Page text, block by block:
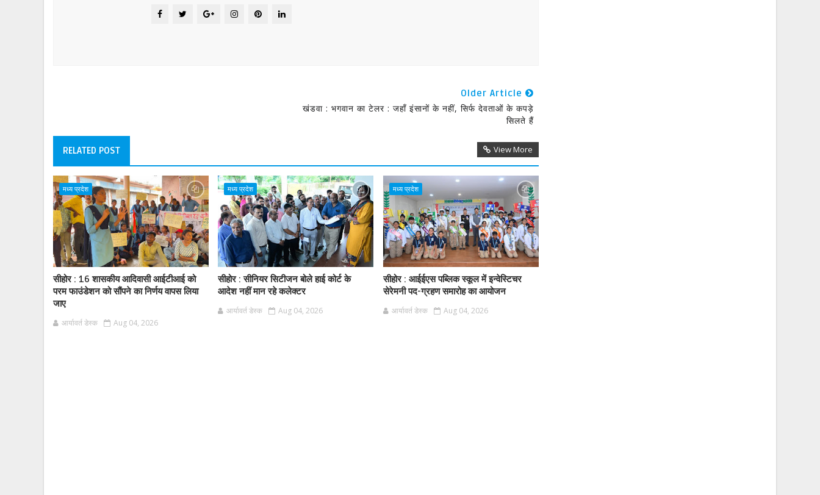
Older Article
खंडवा : भगवान का टेलर : जहाँ इंसानों के नहीं, सिर्फ देवताओं के कपड़े
सिलते हैं
RELATED POST View More
मध्य प्रदेश
सीहोर : 16 शासकीय आदिवासी आईटीआई को
परम फाउंडेशन को सौंपने का निर्णय वापस लिया
जाए
आर्यावर्त डेस्क Aug 04, 2026
मध्य प्रदेश
सीहोर : सीनियर सिटीजन बोले हाई कोर्ट के
आदेश नहीं मान रहे कलेक्टर
आर्यावर्त डेस्क Aug 04, 2026
मध्य प्रदेश
सीहोर : आईईएस पब्लिक स्कूल में इन्वेस्टिचर
सेरेमनी पद-ग्रहण समारोह का आयोजन
आर्यावर्त डेस्क Aug 04, 2026